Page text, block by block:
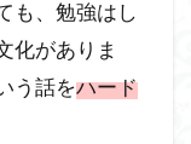
も、勉強はし
化がありま
う話をハード